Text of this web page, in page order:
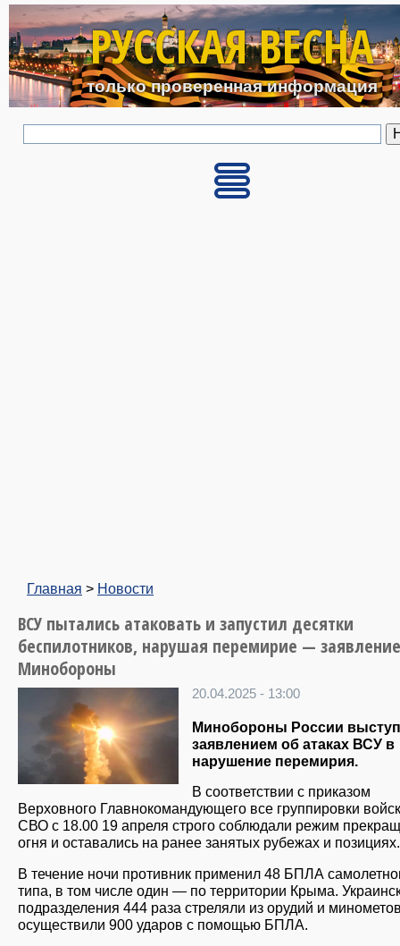
Перейти к основному
РУССКАЯ ВЕСНА
только проверенная информация
Главная > Новости
ВСУ пытались атаковать и запустил десятки
беспилотников, нарушая перемирие — заявление
Минобороны
20.04.2025 - 13:00
Минобороны России
заявлением об атаках ВСУ в
нарушение перемирия.
В соответствии с приказом
Верховного Главнокомандующего все группировки
СВО с 18.00 19 апреля строго соблюдали режим
огня и оставались на ранее занятых рубежах и
В течение ночи противник применил 48 БПЛА
типа, в том числе один — по территории Крыма.
подразделения 444 раза стреляли из орудий и
осуществили 900 ударов с помощью БПЛА.